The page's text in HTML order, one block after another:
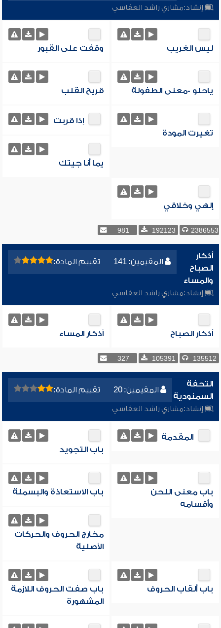
إنشاد:مشاري راشد العفاسي
ليس الغريب وقفت على القبور
ياحلو -معنى الطفولة قريح القلب
تغيرت المودة
إذا قربت
يما أنا جيتك
إلهي وخلاقي
2386553
192123
981
المقيمين: 141 تقييم المادة:
أذكار
الصباح
والمساء
إنشاد:مشاري راشد العفاسي
أذكار الصباح أذكار المساء
135512
105391
327
المقيمين: 20 تقييم المادة:
التحفة
السمنودية
إنشاد:مشاري راشد العفاسي
المقدمة
باب التجويد
باب معنى اللحن
وأقسامه
باب الاستعاذة والبسملة
مخارج الحروف والحركات
الأصلية
باب ألقاب الحروف
باب صفت الحروف اللازمة
المشهورة